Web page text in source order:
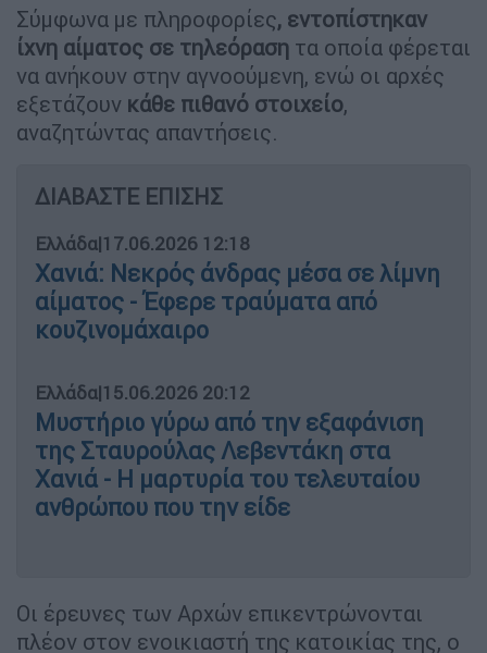
Σύμφωνα με πληροφορίες, εντοπίστηκαν
ίχνη αίματος σε τηλεόραση τα οποία φέρεται
να ανήκουν στην αγνοούμενη, ενώ οι αρχές
εξετάζουν κάθε πιθανό στοιχείο,
αναζητώντας απαντήσεις.
ΔΙΑΒΑΣΤΕ ΕΠΙΣΗΣ
Ελλάδα|17.06.2026 12:18
Χανιά: Νεκρός άνδρας μέσα σε λίμνη
αίματος - Έφερε τραύματα από
κουζινομάχαιρο
Ελλάδα|15.06.2026 20:12
Μυστήριο γύρω από την εξαφάνιση
της Σταυρούλας Λεβεντάκη στα
Χανιά - Η μαρτυρία του τελευταίου
ανθρώπου που την είδε
Οι έρευνες των Αρχών επικεντρώνονται
πλέον στον ενοικιαστή της κατοικίας της, ο